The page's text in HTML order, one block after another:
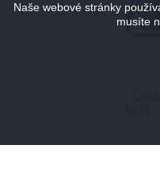
Naše webové stránky
musíte